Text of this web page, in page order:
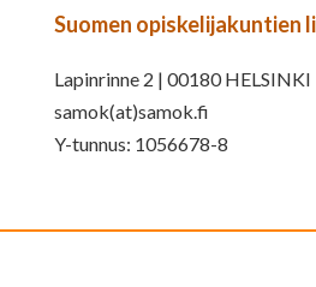
Suomen opiskelijakuntien
Lapinrinne 2 | 00180 HELSINKI
samok(at)samok.fi
Y-tunnus: 1056678-8